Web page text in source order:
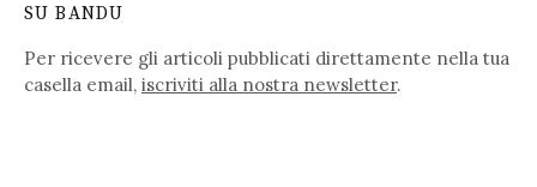
SU BANDU
Per ricevere gli articoli pubblicati direttamente nella tua
casella email, iscriviti alla nostra newsletter.